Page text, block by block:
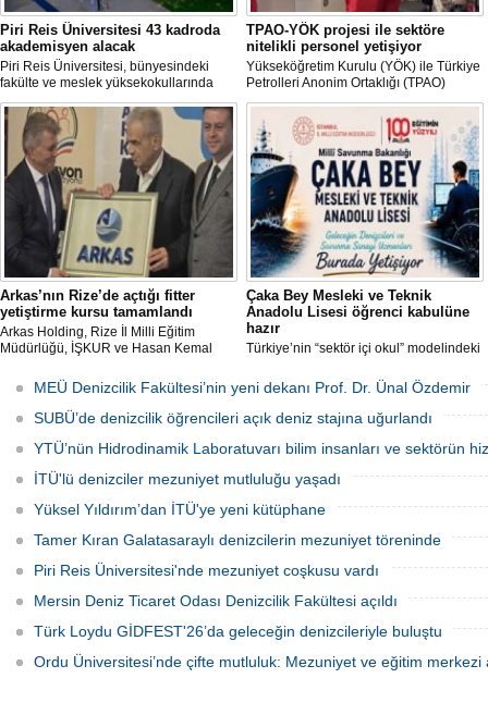
Piri Reis Üniversitesi 43 kadroda
akademisyen alacak
Piri Reis Üniversitesi, bünyesindeki
fakülte ve meslek yüksekokullarında
görevlendirilmek üzere toplam 43
akademisyen alımı yapacağını duyurdu.
Başvurular 10 Ağustos 2026 tarihine
kadar devam edecek.
TPAO-YÖK projesi ile sektöre
nitelikli personel yetişiyor
Yükseköğretim Kurulu (YÖK) ile Türkiye
Petrolleri Anonim Ortaklığı (TPAO)
arasında imzalanan protokolle hayata
geçirilen "Açık Deniz Teknolojisi"
programları sektöre nitelikli personel
yetiştiriyor.
Arkas’nın Rize’de açtığı fitter
yetiştirme kursu tamamlandı
Arkas Holding, Rize İl Milli Eğitim
Müdürlüğü, İŞKUR ve Hasan Kemal
Tamir Ustası (Fitter) Yetiştirme Kursu’
tamamlandı. Kursu başarıyla
tamamlayıp sınavı geçecek adaylar
Arkas Deniz Ticaret Filosu’nda görev
alacak.
Çaka Bey Mesleki ve Teknik
Anadolu Lisesi öğrenci kabulüne
hazır
Türkiye’nin “sektör içi okul” modelindeki
Bakanlığı Çaka Bey Mesleki ve Teknik
Anadolu Lisesi, ilk öğrencilerini kabul
etmeye hazırlanıyor.
MEÜ Denizcilik Fakültesi’nin yeni dekanı Prof. Dr. Ünal Özdemir
SUBÜ’de denizcilik öğrencileri açık deniz stajına uğurlandı
YTÜ’nün Hidrodinamik Laboratuvarı bilim insanları ve sektörün
İTÜ'lü denizciler mezuniyet mutluluğu yaşadı
Yüksel Yıldırım’dan İTÜ'ye yeni kütüphane
Tamer Kıran Galatasaraylı denizcilerin mezuniyet töreninde
Piri Reis Üniversitesi'nde mezuniyet coşkusu vardı
Mersin Deniz Ticaret Odası Denizcilik Fakültesi açıldı
Türk Loydu GİDFEST'26’da geleceğin denizcileriyle buluştu
Ordu Üniversitesi’nde çifte mutluluk: Mezuniyet ve eğitim merkezi